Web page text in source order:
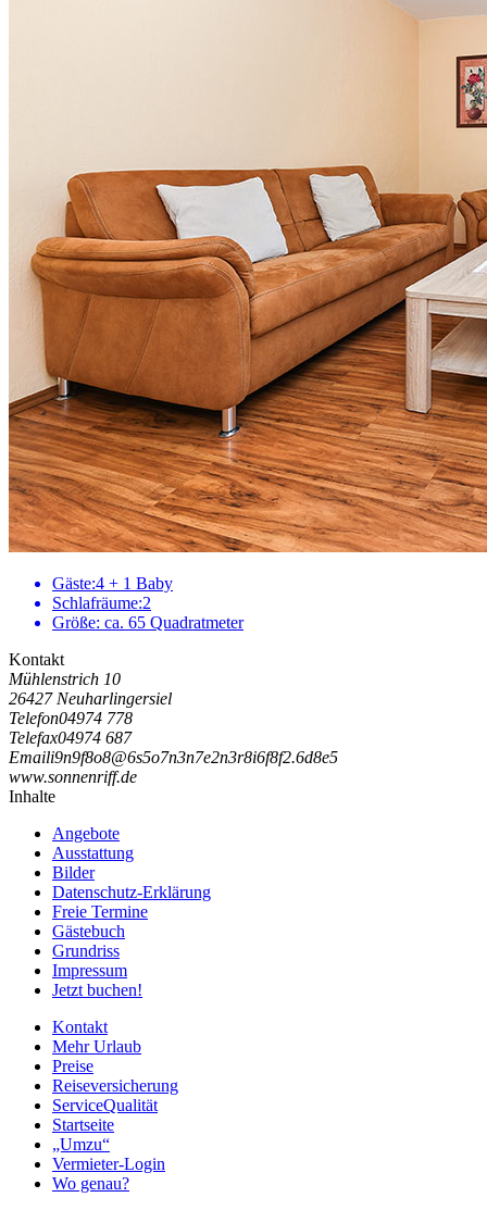
Gäste:4 + 1 Baby
Schlafräume:2
Größe: ca. 65 Quadratmeter
Kontakt
Mühlenstrich 10
26427 Neuharlingersiel
Telefon04974 778
Telefax04974 687
Emaili9n9f8o8@6s5o7n3n7e2n3r8i6f8f2.6d8e5
www.sonnenriff.de
Inhalte
Angebote
Ausstattung
Bilder
Datenschutz-Erklärung
Freie Termine
Gästebuch
Grundriss
Impressum
Jetzt buchen!
Kontakt
Mehr Urlaub
Preise
Reiseversicherung
ServiceQualität
Startseite
„Umzu“
Vermieter-Login
Wo genau?